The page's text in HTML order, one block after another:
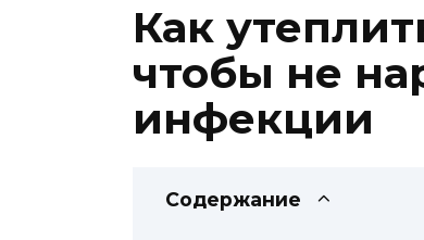
Как
чтобы не
инфекции
Содержание